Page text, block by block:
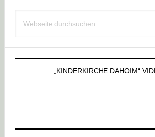
Haupt-
Sidebar
durchsuchen
„KINDERKIRCHE DAHOIM“